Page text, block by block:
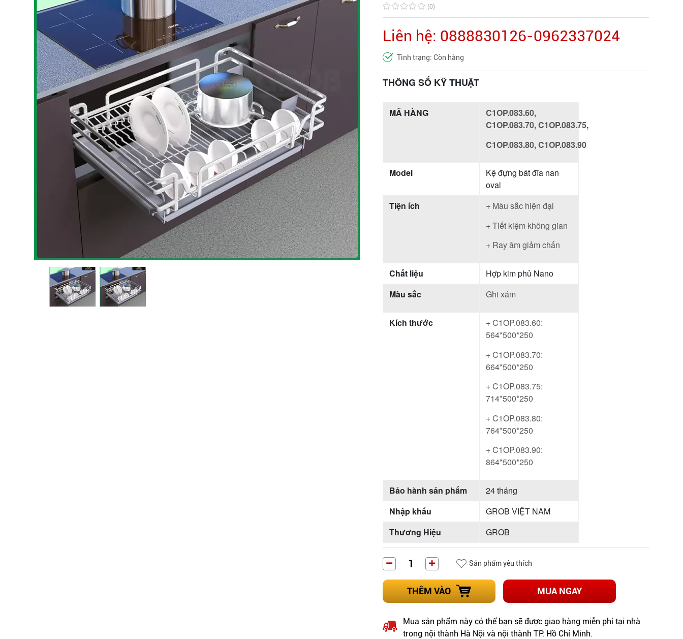
Bếp từ-Bếp hồng ngoại
Chậu rửa bát
Ray trượt – bản lề – tay nắm cửa
Phụ kiện tủ bếp dưới
Giá để bát đĩa đa năng
Giá để dao thớt
Kệ để chất tẩy rửa
Kệ gia vị
Kệ góc liên hoàn
(0)
Liên hệ: 0888830126-0962337024
Tình trạng: Còn hàng
THÔNG SỐ KỸ THUẬT
MÃ HÀNG
C1OP.083.60,
C1OP.083.70, C1OP.083.75,
C1OP.083.80, C1OP.083.90
Model
Kệ đựng bát đĩa nan
oval
Tiện ích
+ Màu sắc hiện đại
+ Tiết kiệm không gian
+ Ray âm giảm chấn
Chất liệu
Hợp kim phủ Nano
Màu sắc
Ghi xám
Kích thước
+ C1OP.083.60:
564*500*250
+ C1OP.083.70:
664*500*250
+ C1OP.083.75:
714*500*250
+ C1OP.083.80:
764*500*250
+ C1OP.083.90:
864*500*250
Bảo hành sản phẩm
24 tháng
Nhập khẩu
GROB VIỆT NAM
Thương Hiệu
GROB
Sản phẩm yêu thích
THÊM VÀO MUA NGAY
Mua sản phẩm này có thể bạn sẽ được giao hàng miễn phí tại nhà
trong nội thành Hà Nội và nội thành TP. Hồ Chí Minh.